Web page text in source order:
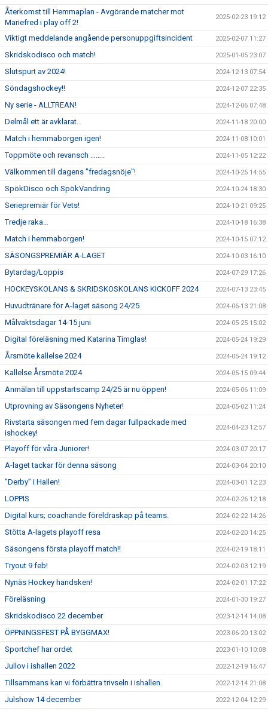
Återkomst till Hemmaplan - Avgörande matcher mot
Mariefred i play off 2!
2025-02-23 19:12
Viktigt meddelande angående personuppgiftsincident 2025-02-07 11:27
Skridskodisco och match! 2025-01-05 23:07
Slutspurt av 2024! 2024-12-13 07:54
Söndagshockey!! 2024-12-07 22:35
Ny serie - ALLTREAN! 2024-12-06 07:48
Delmål ett är avklarat… 2024-11-18 20:00
Match i hemmaborgen igen! 2024-11-08 10:01
Toppmöte och revansch …….. 2024-11-05 12:22
Välkommen till dagens "fredagsnöje"! 2024-10-25 14:55
SpökDisco och SpökVandring 2024-10-24 18:30
Seriepremiär för Vets! 2024-10-21 09:25
Tredje raka… 2024-10-18 16:38
Match i hemmaborgen! 2024-10-15 07:12
SÄSONGSPREMIÄR A-LAGET 2024-10-03 16:10
Bytardag/Loppis 2024-07-29 17:26
HOCKEYSKOLANS & SKRIDSKOSKOLANS KICKOFF 2024 2024-07-13 23:45
Huvudtränare för A-laget säsong 24/25 2024-06-13 21:08
Målvaktsdagar 14-15 juni 2024-05-25 15:02
Digital föreläsning med Katarina Timglas! 2024-05-24 19:29
Årsmöte kallelse 2024 2024-05-24 19:12
Kallelse Årsmöte 2024 2024-05-15 09:44
Anmälan till uppstartscamp 24/25 är nu öppen! 2024-05-06 11:09
Utprovning av Säsongens Nyheter! 2024-05-02 11:24
Rivstarta säsongen med fem dagar fullpackade med
ishockey!
2024-04-23 12:57
Playoff för våra Juniorer! 2024-03-07 20:17
A-laget tackar för denna säsong 2024-03-04 20:10
”Derby” i Hallen! 2024-03-01 12:23
LOPPIS 2024-02-26 12:18
Digital kurs; coachande föreldraskap på teams. 2024-02-22 14:26
Stötta A-lagets playoff resa 2024-02-20 14:25
Säsongens första playoff match!! 2024-02-19 18:11
Tryout 9 feb! 2024-02-03 12:19
Nynäs Hockey handsken! 2024-02-01 17:22
Föreläsning 2024-01-30 19:27
Skridskodisco 22 december 2023-12-14 14:08
ÖPPNINGSFEST PÅ BYGGMAX! 2023-06-20 13:02
Sportchef har ordet 2023-01-10 10:08
Jullov i ishallen 2022 2022-12-19 16:47
Tillsammans kan vi förbättra trivseln i ishallen. 2022-12-14 21:08
Julshow 14 december 2022-12-04 12:29